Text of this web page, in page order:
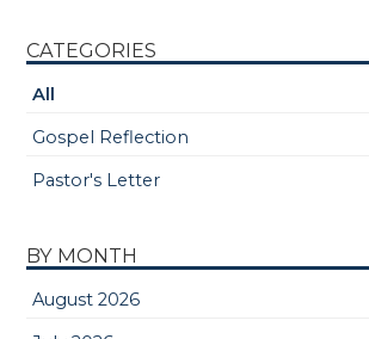
CATEGORIES
All
Gospel Reflection
Pastor's Letter
BY MONTH
August 2026